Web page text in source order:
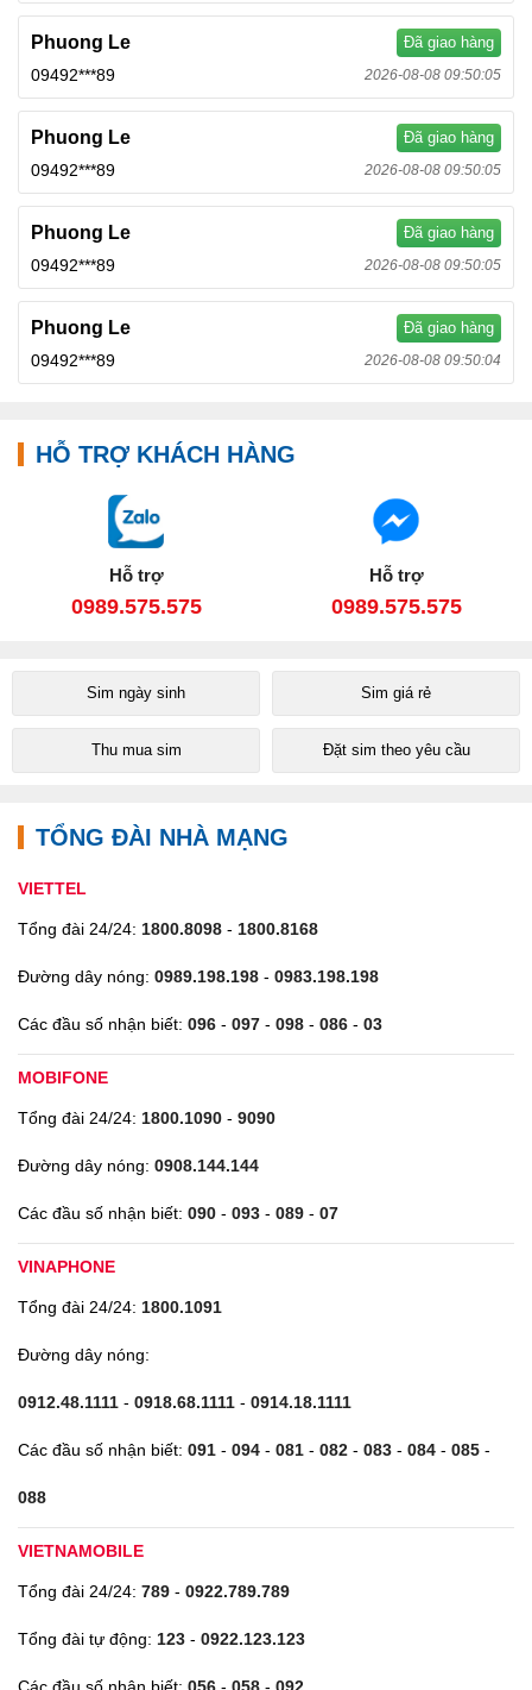
Phuong Le Đã giao hàng
09492***89 2026-08-08 09:50:05
Phuong Le Đã giao hàng
09492***89 2026-08-08 09:50:05
Phuong Le Đã giao hàng
09492***89 2026-08-08 09:50:05
Phuong Le Đã giao hàng
09492***89 2026-08-08 09:50:04
HỖ TRỢ KHÁCH HÀNG
Hỗ trợ
0989.575.575
Hỗ trợ
0989.575.575
Sim ngày sinh Sim giá rẻ
Thu mua sim Đặt sim theo yêu cầu
TỔNG ĐÀI NHÀ MẠNG
VIETTEL
Tổng đài 24/24: 1800.8098 - 1800.8168
Đường dây nóng: 0989.198.198 - 0983.198.198
Các đầu số nhận biết: 096 - 097 - 098 - 086 - 03
MOBIFONE
Tổng đài 24/24: 1800.1090 - 9090
Đường dây nóng: 0908.144.144
Các đầu số nhận biết: 090 - 093 - 089 - 07
VINAPHONE
Tổng đài 24/24: 1800.1091
Đường dây nóng:
0912.48.1111 - 0918.68.1111 - 0914.18.1111
Các đầu số nhận biết: 091 - 094 - 081 - 082 - 083 - 084 - 085 -
088
VIETNAMOBILE
Tổng đài 24/24: 789 - 0922.789.789
Tổng đài tự động: 123 - 0922.123.123